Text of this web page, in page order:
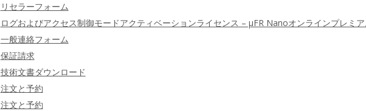
リセラーフォーム
ログおよびアクセス制御モードアクティベーションライセンス – μFR Nanoオンラインプレミ
一般連絡フォーム
保証請求
技術文書ダウンロード
注文と予約
注文と予約